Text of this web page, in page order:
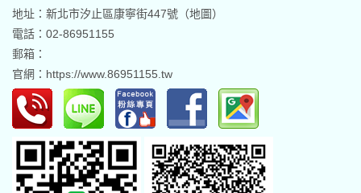
地址：新北市汐止區康寧街447號（地圖）
電話：02-86951155
郵箱：
官網： https://www.86951155.tw